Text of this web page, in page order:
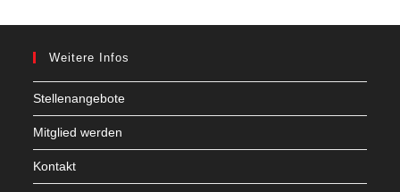
Weitere Infos
Stellenangebote
Mitglied werden
Kontakt